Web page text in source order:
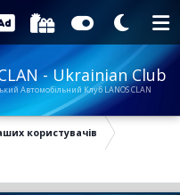
- Ukrainian Club
Автомобільний Клуб LANOS CLAN
користувачів